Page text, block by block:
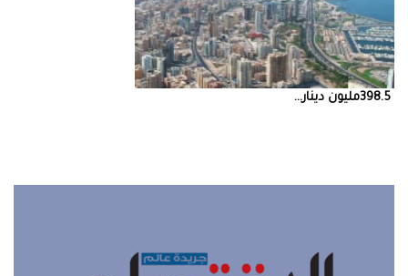
398.5‭ ‬مليون‭ ‬دينار‭ ...